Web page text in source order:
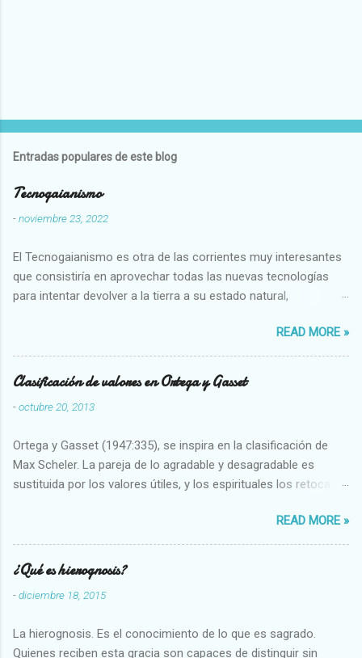
Entradas populares de este blog
Tecnogaianismo
-noviembre 23, 2022
El Tecnogaianismo es otra de las corrientes muy interesantes
que consistiría en aprovechar todas las nuevas tecnologías
para intentar devolver a la tierra a su estado natural,
READ MORE »
Clasificación de valores en Ortega y Gasset
-octubre 20, 2013
Ortega y Gasset (1947:335), se inspira en la clasificación de
Max Scheler. La pareja de lo agradable y desagradable es
sustituida por los valores útiles, y los espirituales los retoca.
Abundante-Escaso,etc 2 VITALES Sano-Enfermo Selecto-
Vulgar Enérgico-Inerte Fuerte-Débil,etc. 3 ESPIRITUALES a)
Intelectuales Conocimiento-Error Exacto-Aproximado
Evidente-Probable,etc b) Morales Bueno-malo Bondadoso-
malvado Justo-Injusto Escrupuloso-Relajado Leal-Desleal,etc.
Armonioso-Inarmonioso 4 RELIGIOSOS Santo-Pr...
READ MORE »
¿Qué es hierognosis?
-diciembre 18, 2015
La hierognosis. Es el conocimiento de lo que es sagrado.
Quienes reciben esta gracia son capaces de distinguir sin